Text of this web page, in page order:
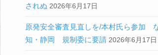
されぬ 2026年6月17日
原発安全審査見直しを/本村氏ら参加
知・静岡 規制委に要請 2026年6月17日